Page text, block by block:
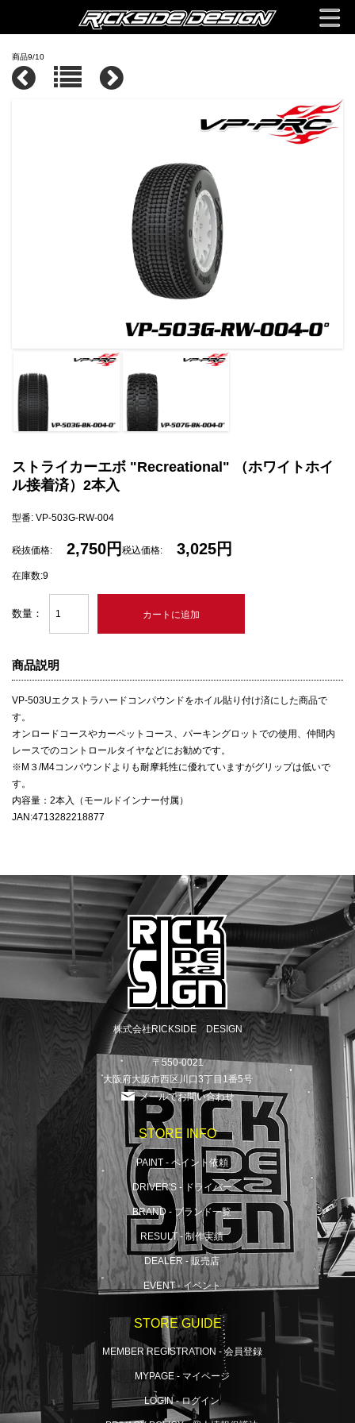
商品9/10
ストライカーエボ "Recreational" （ホワイトホイ
ル接着済）2本入
型番: VP-503G-RW-004
税抜価格: 2,750円 税込価格: 3,025円
在庫数:9
数量：
商品説明
VP-503Uエクストラハードコンパウンドをホイル貼り付け済にした商品で
す。
オンロードコースやカーペットコース、パーキングロットでの使用、仲間内
レースでのコントロールタイヤなどにお勧めです。
※M３/M4コンパウンドよりも耐摩耗性に優れていますがグリップは低いで
す。
内容量：2本入（モールドインナー付属）
JAN:4713282218877
株式会社RICKSIDE DESIGN
〒550-0021
大阪府大阪市西区川口3丁目1番5号
メールでお問い合わせ
STORE INFO
PAINT - ペイント依頼
DRIVER'S - ドライバー
BRAND - ブランド一覧
RESULT - 制作実績
DEALER - 販売店
EVENT - イベント
STORE GUIDE
MEMBER REGISTRATION - 会員登録
MYPAGE - マイページ
LOGIN - ログイン